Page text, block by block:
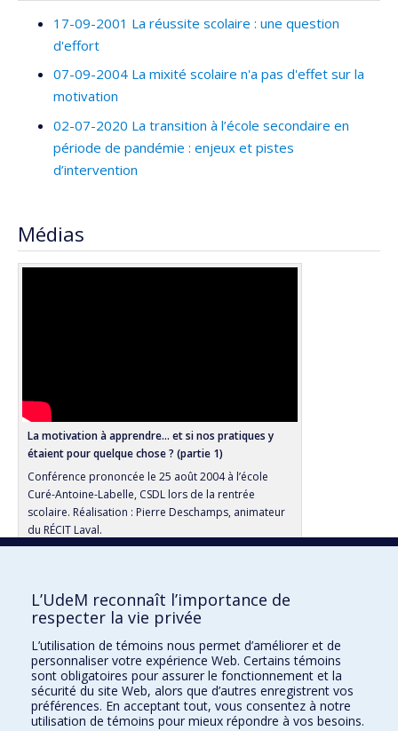
17-09-2001 La réussite scolaire : une question
d'effort
07-09-2004 La mixité scolaire n'a pas d'effet sur la
motivation
02-07-2020 La transition à l’école secondaire en
période de pandémie : enjeux et pistes
d’intervention
Médias
La motivation à apprendre... et si nos pratiques y
étaient pour quelque chose ? (partie 1)
Conférence prononcée le 25 août 2004 à l’école
Curé-Antoine-Labelle, CSDL lors de la rentrée
scolaire. Réalisation : Pierre Deschamps, animateur
du RÉCIT Laval.
Consultez cette fiche sur :
Vitrine de la recherche
Répertoire des experts à l’intention des médias
L’UdeM reconnaît l’importance de
respecter la vie privée
L’utilisation de témoins nous permet d’améliorer et de
personnaliser votre expérience Web. Certains témoins
sont obligatoires pour assurer le fonctionnement et la
sécurité du site Web, alors que d’autres enregistrent vos
préférences. En acceptant tout, vous consentez à notre
utilisation de témoins pour mieux répondre à vos besoins.